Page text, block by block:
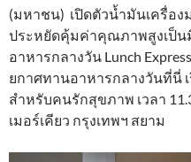
(มหาชน) เปิดตัวน้ำมันเครื่อง
ประหยัดคุ้มค่าคุณภาพสูงเป็น
อาหารกลางวัน Lunch
ยกาศทานอาหารกลางวันที่นี่
สำหรับคนรักสุขภาพ เวลา
เมอร์เคียว กรุงเทพฯ สยาม